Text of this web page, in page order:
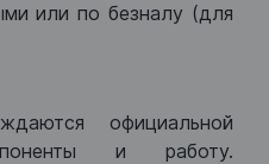
или по безналу (для
официальной
и работу.